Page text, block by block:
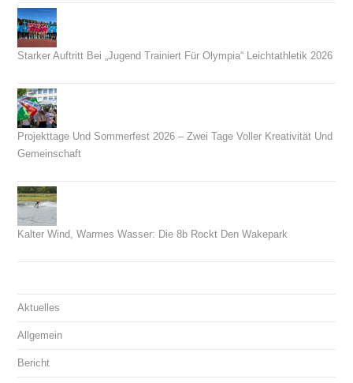
Starker Auftritt Bei „Jugend Trainiert Für Olympia“ Leichtathletik 2026
Projekttage Und Sommerfest 2026 – Zwei Tage Voller Kreativität Und
Gemeinschaft
Kalter Wind, Warmes Wasser: Die 8b Rockt Den Wakepark
Aktuelles
Allgemein
Bericht